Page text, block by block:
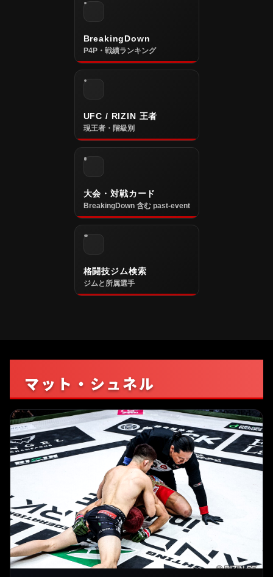
BreakingDown
P4P・戦績ランキング
UFC / RIZIN 王者
現王者・階級別
大会・対戦カード
BreakingDown 含む past-event
格闘技ジム検索
ジムと所属選手
マット・シュネル